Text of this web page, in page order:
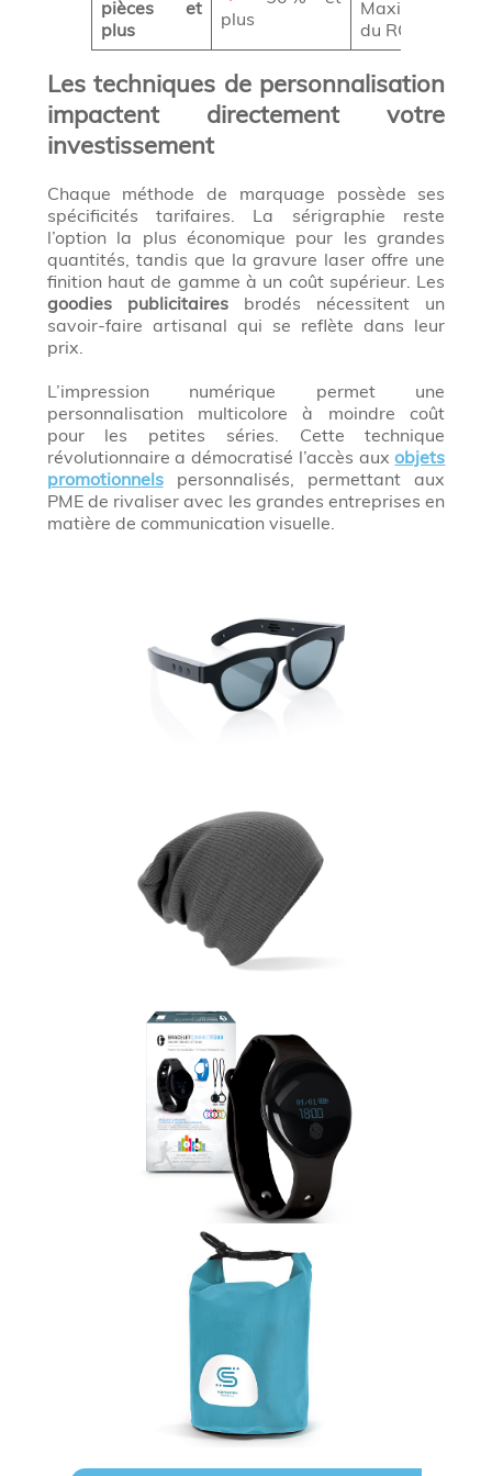
pièces et
plus
plus
Maximisation
du ROI
Les techniques de personnalisation
impactent directement votre
investissement
Chaque méthode de marquage possède ses
spécificités tarifaires. La sérigraphie reste
l’option la plus économique pour les grandes
quantités, tandis que la gravure laser offre une
finition haut de gamme à un coût supérieur. Les
goodies publicitairesbrodés nécessitent un
savoir-faire artisanal qui se reflète dans leur
prix.
L’impression numérique permet une
personnalisation multicolore à moindre coût
pour les petites séries. Cette technique
révolutionnaire a démocratisé l’accès auxobjets
promotionnelspersonnalisés, permettant aux
PME de rivaliser avec les grandes entreprises en
matière de communication visuelle.